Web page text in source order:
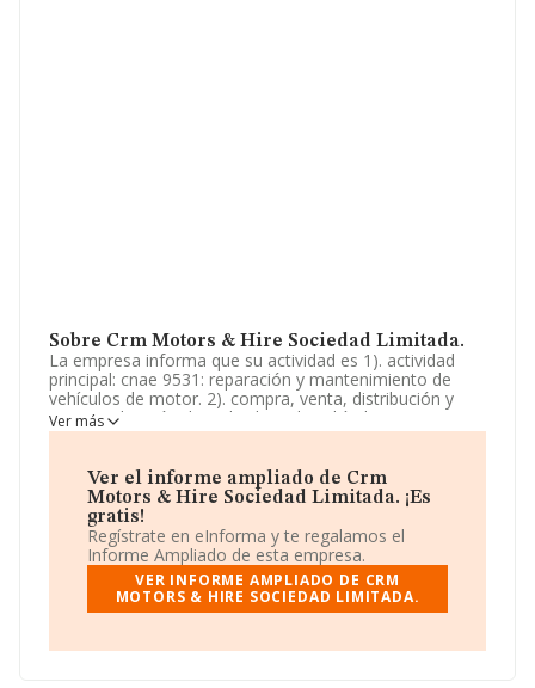
Sobre Crm Motors & Hire Sociedad Limitada.
La empresa informa que su actividad es 1). actividad
principal: cnae 9531: reparación y mantenimiento de
vehículos de motor. 2). compra, venta, distribución y
comercialización de toda clase de vehículos, repuestos,
accesorios, neumáticos y cualquier tipo de artículos que
incluye, p. La empresa está registrada como Sociedad
Limitada. Tiene CNAE: 4781 - 'Comercio al por menor de
productos alimenticios, bebidas y tabaco en puestos de
venta y en mercadillos'. No realiza actividad de
importación y/o exportación.
La sociedad españolaCrm Motors & Hire Sociedad
Limitada, B26877795, está situada en Poligono
en Almería, Andalucía.
Ver más
Ver el informe ampliado de Crm
Motors & Hire Sociedad Limitada. ¡Es
gratis!
Regístrate en eInforma y te regalamos el
Informe Ampliado de esta empresa.
VER INFORME AMPLIADO DE CRM
MOTORS & HIRE SOCIEDAD LIMITADA.